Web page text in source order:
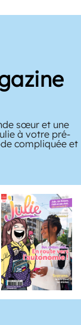
sœur et une
à votre pré-
compliquée et